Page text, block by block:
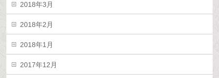
2018年3月
2018年2月
2018年1月
2017年12月